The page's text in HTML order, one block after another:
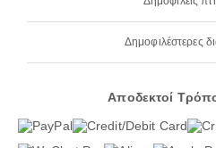
Δημοφιλέστερες
Αποδεκτοί